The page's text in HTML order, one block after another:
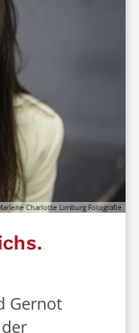
Charlotte Limburg Fotografie
Gernot